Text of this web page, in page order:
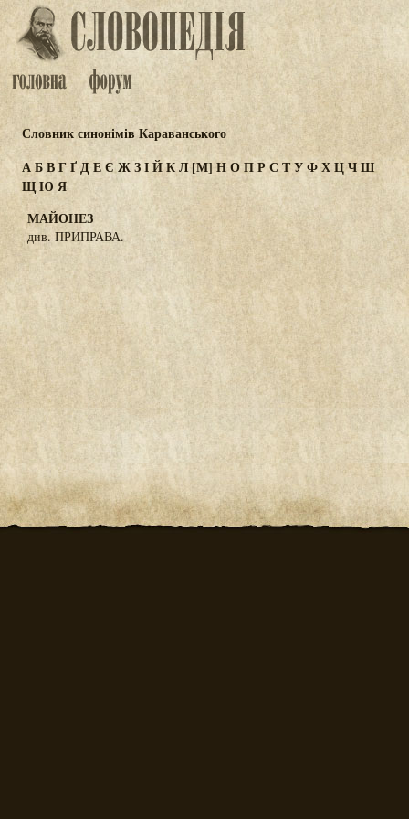
Словник синонімів Караванського
АБВГҐДЕЄ ЖЗІЙКЛ[М] НОПР С ТУФХЦЧШ
ЩЮ Я
МАЙОНЕЗ
див. ПРИПРАВА.